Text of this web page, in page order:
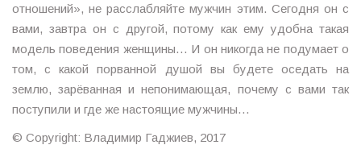
отношений», не расслабляйте мужчин этим. Сегодня он с
вами, завтра он с другой, потому как ему удобна такая
модель поведения женщины… И он никогда не подумает о
том, с какой порванной душой вы будете оседать на
землю, зарёванная и непонимающая, почему с вами так
поступили и где же настоящие мужчины…
© Copyright: Владимир Гаджиев, 2017